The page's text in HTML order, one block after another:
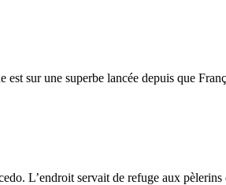
sur une superbe lancée depuis que
L’endroit servait de refuge aux